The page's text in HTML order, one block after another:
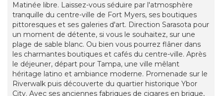
Matinée libre. Laissez-vous séduire par l'atmosphère
tranquille du centre-ville de Fort Myers, ses boutiques
pittoresques et ses galeries d'art. Direction Sarasota pour
un moment de détente, si vous le souhaitez, sur une
plage de sable blanc. Ou bien vous pourrez flâner dans
les charmantes boutiques et cafés du centre-ville. Après
le déjeuner, départ pour Tampa, une ville mêlant
héritage latino et ambiance moderne. Promenade sur le
Riverwalk puis découverte du quartier historique Ybor
City. Avec ses anciennes fabriques de cigares en brique,